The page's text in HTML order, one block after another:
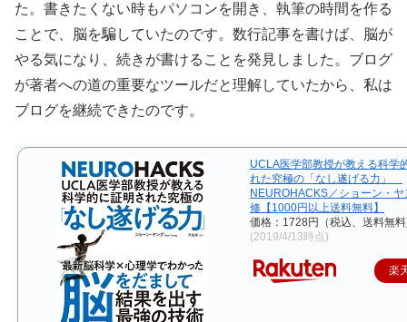
た。書きたくない時もパソコンを開き、執筆の時間を作る
ことで、脳を騙していたのです。数行記事を書けば、脳が
やる気になり、続きが書けることを発見しました。ブログ
が著者への道の重要なツールだと理解していたから、私は
ブログを継続できたのです。
UCLA医学部教授が教える科学
れた究極の「なし遂げる力」
NEUROHACKS／ショーン・
修【1000円以上送料無料】
価格：1728円（税込、送料無
(2019/4/13時点)
楽